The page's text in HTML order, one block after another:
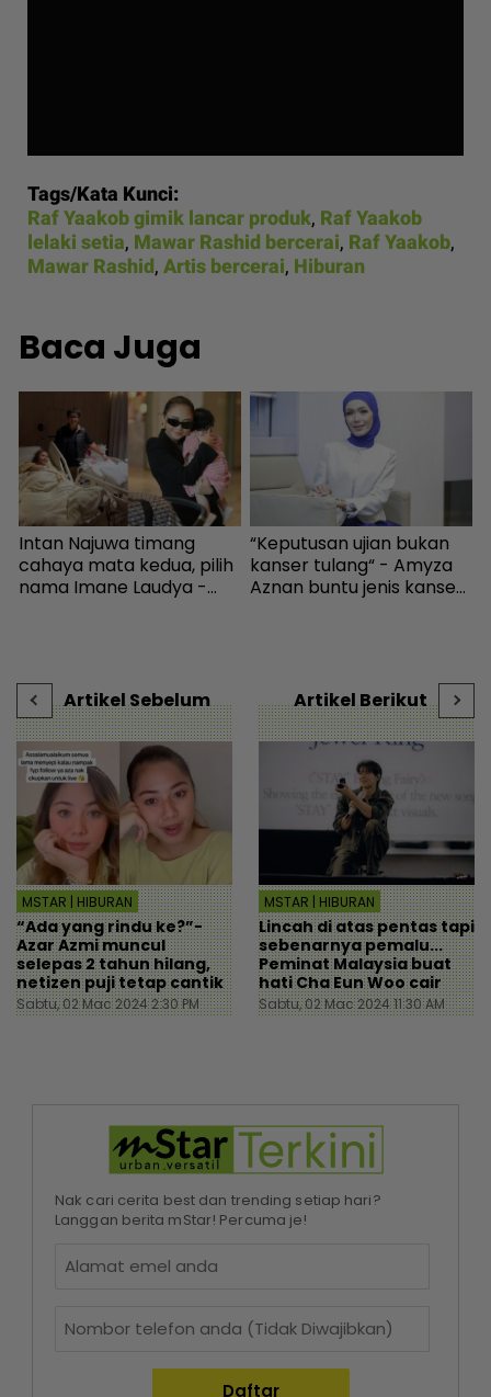
Tags/Kata Kunci:
Raf Yaakob gimik lancar produk, Raf Yaakob
lelaki setia, Mawar Rashid bercerai, Raf Yaakob,
Mawar Rashid, Artis bercerai, Hiburan
Baca Juga
Intan Najuwa timang
cahaya mata kedua, pilih
nama Imane Laudya -
“Keputusan ujian bukan
kanser tulang“ - Amyza
Aznan buntu jenis kanser
Artikel Sebelum
MSTAR | HIBURAN
“Ada yang rindu ke?”-
Azar Azmi muncul
selepas 2 tahun hilang,
netizen puji tetap cantik
Sabtu, 02 Mac 2024 2:30 PM
Artikel Berikut
MSTAR | HIBURAN
Lincah di atas pentas tapi
sebenarnya pemalu...
Peminat Malaysia buat
hati Cha Eun Woo cair
Sabtu, 02 Mac 2024 11:30 AM
Nak cari cerita best dan trending setiap hari?
Langgan berita mStar! Percuma je!